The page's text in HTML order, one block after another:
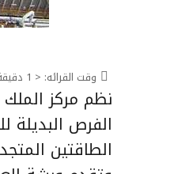
وقت القرائه: < 1
نظم مركز الملك
الفرص البديلة
الطاقتين